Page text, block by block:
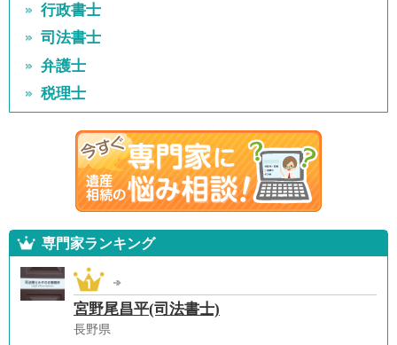
行政書士
司法書士
弁護士
税理士
専門家ランキング
宮野尾昌平(司法書士)
長野県